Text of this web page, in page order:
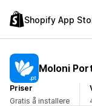
Shopify App
Moloni
Priser
Gratis å installere